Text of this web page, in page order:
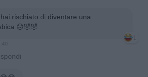
rischiato di diventare una
🙃🤣🤣
1